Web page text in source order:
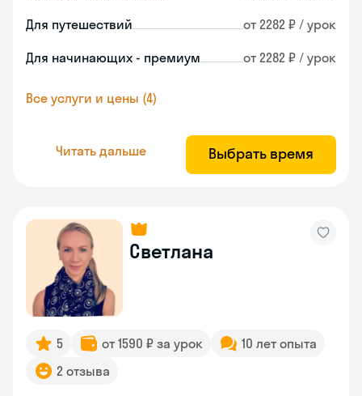
Для путешествий от 2282 ₽ / урок
Для начинающих - премиум от 2282 ₽ / урок
Все услуги и цены (4)
Читать дальше Выбрать время
Светлана
5 от 1590 ₽ за урок
10 лет опыта
2 отзыва